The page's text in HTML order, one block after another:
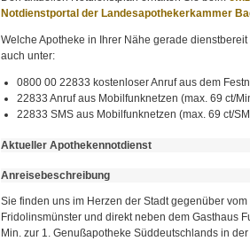
Notdienstportal der Landesapothekerkammer
Welche Apotheke in Ihrer Nähe gerade
auch unter:
0800 00 22833 kostenloser Anruf aus dem
22833 Anruf aus Mobilfunknetzen (max. 69 ct/
22833 SMS aus Mobilfunknetzen (max. 69 ct/
Aktueller Apothekennotdienst
Anreisebeschreibung
Sie finden uns im Herzen der Stadt gegenüber
Fridolinsmünster und direkt neben dem Gasthaus
Min. zur 1. Genußapotheke Süddeutschlands in